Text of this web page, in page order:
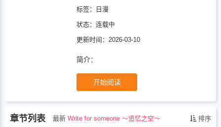
标签： 日漫
状态： 连载中
更新时间：2026-03-10
简介：
开始阅读
章节列表 最新 Write for someone ～追忆之空～ 排序